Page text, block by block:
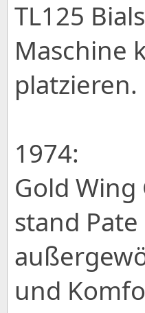
TL125
Maschine
platzieren.
1974:
Gold
stand
und